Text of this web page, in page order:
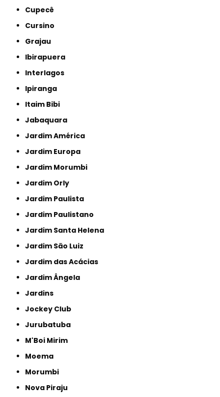
Cupecê
Cursino
Grajau
Ibirapuera
Interlagos
Ipiranga
Itaim Bibi
Jabaquara
Jardim América
Jardim Europa
Jardim Morumbi
Jardim Orly
Jardim Paulista
Jardim Paulistano
Jardim Santa Helena
Jardim São Luiz
Jardim das Acácias
Jardim Ângela
Jardins
Jockey Club
Jurubatuba
M'Boi Mirim
Moema
Morumbi
Nova Piraju